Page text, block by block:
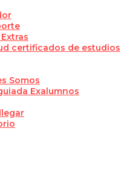
certificados de estudios
Somos
Exalumnos